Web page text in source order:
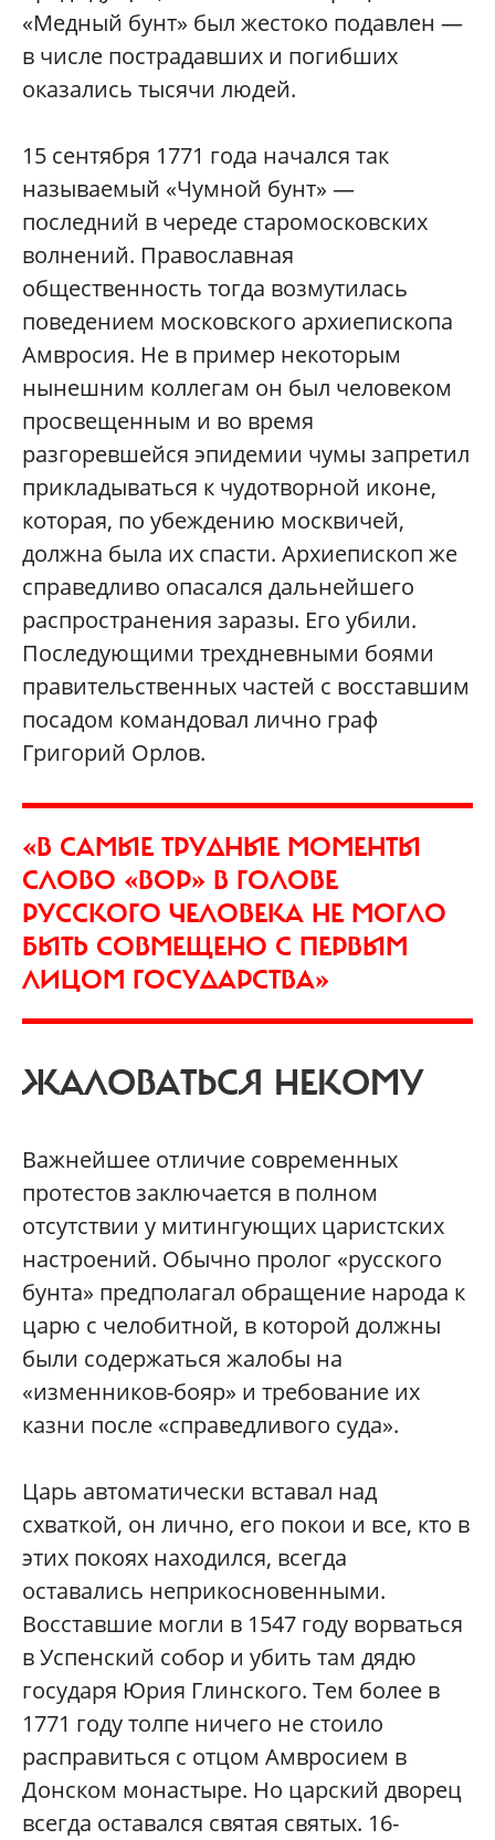
«Медный бунт» был жестоко подавлен —
в числе пострадавших и погибших
оказались тысячи людей.
15 сентября 1771 года начался так
называемый «Чумной бунт» —
последний в череде старомосковских
волнений. Православная
общественность тогда возмутилась
поведением московского архиепископа
Амвросия. Не в пример некоторым
нынешним коллегам он был человеком
просвещенным и во время
разгоревшейся эпидемии чумы запретил
прикладываться к чудотворной иконе,
которая, по убеждению москвичей,
должна была их спасти. Архиепископ же
справедливо опасался дальнейшего
распространения заразы. Его убили.
Последующими трехдневными боями
правительственных частей с восставшим
посадом командовал лично граф
Григорий Орлов.
«В САМЫЕ ТРУДНЫЕ МОМЕНТЫ
СЛОВО «ВОР» В ГОЛОВЕ
РУССКОГО ЧЕЛОВЕКА НЕ МОГЛО
БЫТЬ СОВМЕЩЕНО С ПЕРВЫМ
ЛИЦОМ ГОСУДАРСТВА»
ЖАЛОВАТЬСЯ НЕКОМУ
Важнейшее отличие современных
протестов заключается в полном
отсутствии у митингующих царистских
настроений. Обычно пролог «русского
бунта» предполагал обращение народа к
царю с челобитной, в которой должны
были содержаться жалобы на
«изменников-бояр» и требование их
казни после «справедливого суда».
Царь автоматически вставал над
схваткой, он лично, его покои и все, кто в
этих покоях находился, всегда
оставались неприкосновенными.
Восставшие могли в 1547 году ворваться
в Успенский собор и убить там дядю
государя Юрия Глинского. Тем более в
1771 году толпе ничего не стоило
расправиться с отцом Амвросием в
Донском монастыре. Но царский дворец
всегда оставался святая святых. 16-